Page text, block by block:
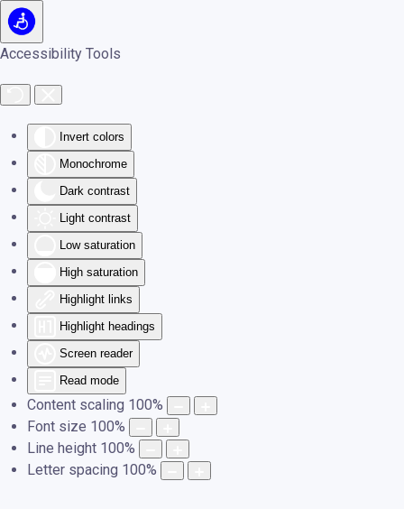
Accessibility Tools
Invert colors
Monochrome
Dark contrast
Light contrast
Low saturation
High saturation
Highlight links
Highlight headings
Screen reader
Read mode
Content scaling 100%
Font size 100%
Line height 100%
Letter spacing 100%
Skip to main content